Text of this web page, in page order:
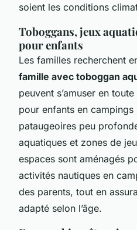
soient les conditions
Toboggans, jeux
pour enfants
Les familles recherchent
famille avec toboggan
peuvent s’amuser en
pour enfants en
pataugeoires peu
aquatiques et zones de
espaces sont aménagés
activités nautiques en
des parents, tout en
adapté selon l’âge.